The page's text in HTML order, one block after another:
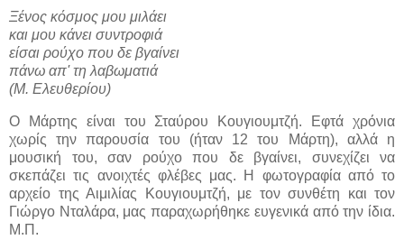
Ξένος κόσμος μου μιλάει
και μου κάνει συντροφιά
είσαι ρούχο που δε βγαίνει
πάνω απ' τη λαβωματιά
(Μ. Ελευθερίου)
Ο Μάρτης είναι του Σταύρου Κουγιουμτζή. Εφτά χρόνια
χωρίς την παρουσία του (ήταν 12 του Μάρτη), αλλά η
μουσική του, σαν ρούχο που δε βγαίνει, συνεχίζει να
σκεπάζει τις ανοιχτές φλέβες μας. Η φωτογραφία από το
αρχείο της Αιμιλίας Κουγιουμτζή, με τον συνθέτη και τον
Γιώργο Νταλάρα, μας παραχωρήθηκε ευγενικά από την ίδια.
Μ.Π.